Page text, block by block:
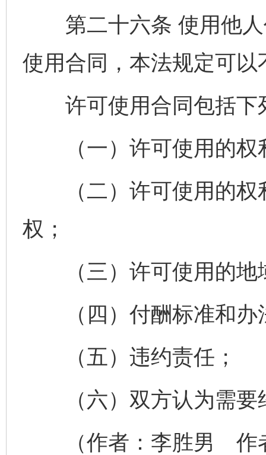
第二十六条 使用他人
使用合同，本法规定可
许可使用合同包括下
（一）许可使用的权
（二）许可使用的权
权；
（三）许可使用的地
（四）付酬标准和办
（五）违约责任；
（六）双方认为需要
（作者：李胜男 作者
完善运行机制助力责任有效落实 一纸欠